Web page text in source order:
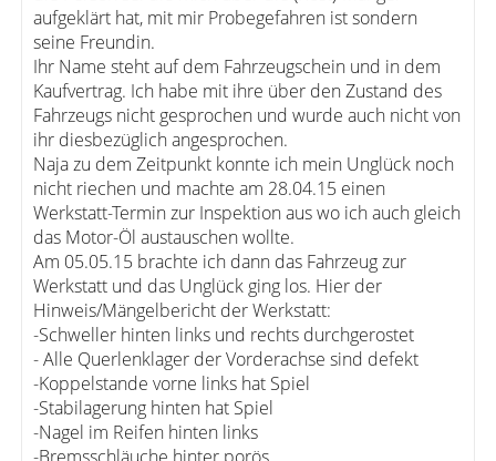
aufgeklärt hat, mit mir Probegefahren ist sondern
seine Freundin.
Ihr Name steht auf dem Fahrzeugschein und in dem
Kaufvertrag. Ich habe mit ihre über den Zustand des
Fahrzeugs nicht gesprochen und wurde auch nicht von
ihr diesbezüglich angesprochen.
Naja zu dem Zeitpunkt konnte ich mein Unglück noch
nicht riechen und machte am 28.04.15 einen
Werkstatt-Termin zur Inspektion aus wo ich auch gleich
das Motor-Öl austauschen wollte.
Am 05.05.15 brachte ich dann das Fahrzeug zur
Werkstatt und das Unglück ging los. Hier der
Hinweis/Mängelbericht der Werkstatt:
-Schweller hinten links und rechts durchgerostet
- Alle Querlenklager der Vorderachse sind defekt
-Koppelstande vorne links hat Spiel
-Stabilagerung hinten hat Spiel
-Nagel im Reifen hinten links